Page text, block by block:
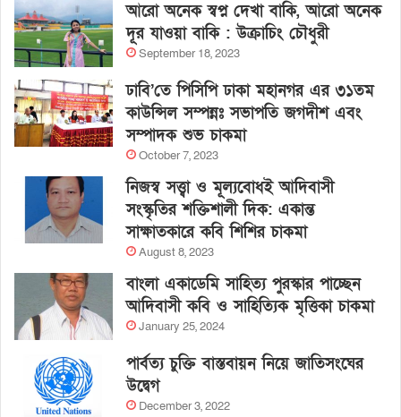
আরো অনেক স্বপ্ন দেখা বাকি, আরো অনেক
দূর যাওয়া বাকি : উক্রাচিং চৌধুরী
September 18, 2023
ঢাবি’তে পিসিপি ঢাকা মহানগর এর ৩১তম
কাউন্সিল সম্পন্নঃ সভাপতি জগদীশ এবং
সম্পাদক শুভ চাকমা
October 7, 2023
নিজস্ব সত্ত্বা ও মূল্যবোধই আদিবাসী
সংস্কৃতির শক্তিশালী দিক: একান্ত
সাক্ষাতকারে কবি শিশির চাকমা
August 8, 2023
বাংলা একাডেমি সাহিত্য পুরস্কার পাচ্ছেন
আদিবাসী কবি ও সাহিত্যিক মৃত্তিকা চাকমা
January 25, 2024
পার্বত্য চুক্তি বাস্তবায়ন নিয়ে জাতিসংঘের
উদ্বেগ
December 3, 2022